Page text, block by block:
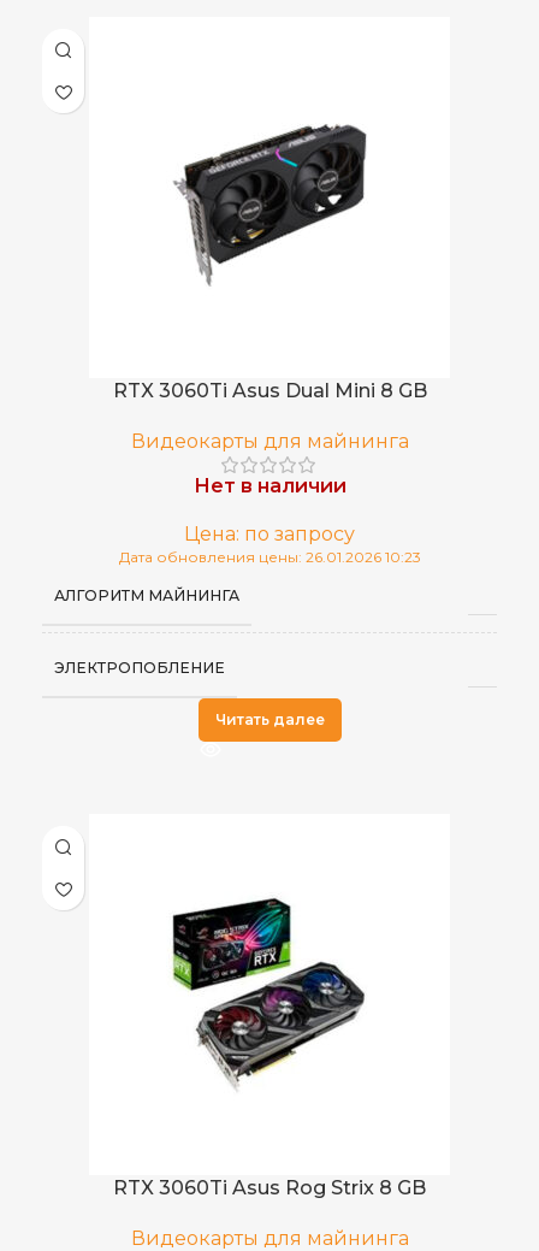
RTX 3060Ti Asus Dual Mini 8 GB
Видеокарты для майнинга
Нет в наличии
Цена: по запросу
Дата обновления цены: 26.01.2026 10:23
АЛГОРИТМ МАЙНИНГА
ЭЛЕКТРОПОБЛЕНИЕ
Читать далее
RTX 3060Ti Asus Rog Strix 8 GB
Видеокарты для майнинга